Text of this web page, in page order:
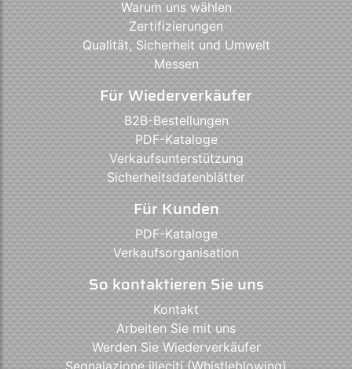
Warum uns wählen
Zertifizierungen
Qualität, Sicherheit und Umwelt
Messen
Für Wiederverkäufer
B2B-Bestellungen
PDF-Kataloge
Verkaufsunterstützung
Sicherheitsdatenblätter
Für Kunden
PDF-Kataloge
Verkaufsorganisation
So kontaktieren Sie uns
Kontakt
Arbeiten Sie mit uns
Werden Sie Wiederverkäufer